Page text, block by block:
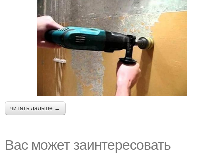
читать дальше →
Вас может заинтересовать